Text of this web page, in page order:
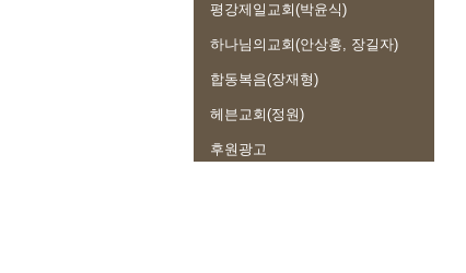
평강제일교회(박윤식)
하나님의교회(안상홍, 장길자)
합동복음(장재형)
헤븐교회(정원)
후원광고